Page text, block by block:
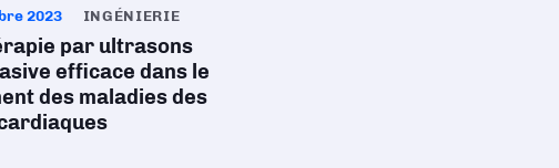
2023 INGÉNIERIE
par ultrasons
efficace dans le
des maladies des